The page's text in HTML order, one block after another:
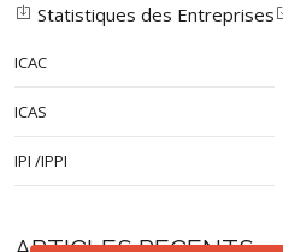
Statistiques des Entreprises
ICAC
ICAS
IPI /IPPI